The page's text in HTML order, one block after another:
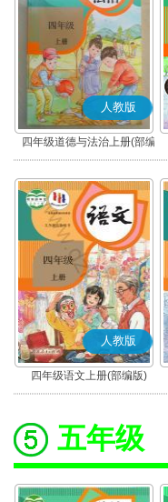
人教版
四年级道德与法治上册(部编
版)
人教版
四年级语文上册(部编版)
五年级